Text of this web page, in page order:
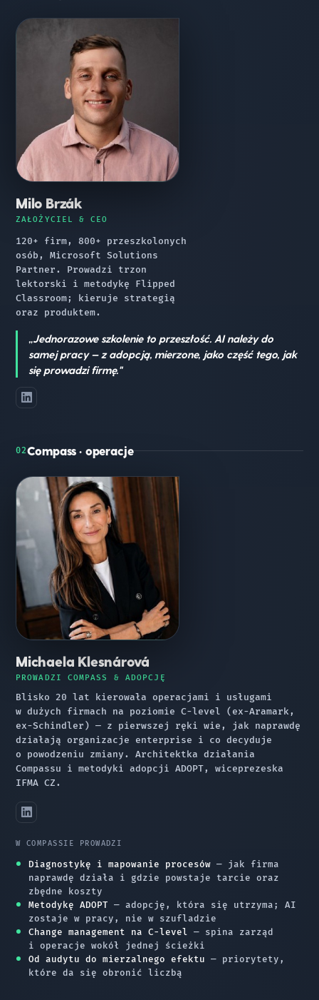
Milo Brzák
ZAŁOŻYCIEL & CEO
120+ firm, 800+ przeszkolonych
osób, Microsoft Solutions
Partner. Prowadzi trzon
lektorski i metodykę Flipped
Classroom; kieruje strategią
oraz produktem.
„Jednorazowe szkolenie to przeszłość. AI należy do
samej pracy — z adopcją, mierzone, jako część tego, jak
się prowadzi firmę."
02Compass · operacje
Michaela Klesnárová
PROWADZI COMPASS & ADOPCJĘ
Blisko 20 lat kierowała operacjami i usługami
w dużych firmach na poziomie C-level (ex-Aramark,
ex-Schindler) — z pierwszej ręki wie, jak naprawdę
działają organizacje enterprise i co decyduje
o powodzeniu zmiany. Architektka działania
Compassu i metodyki adopcji ADOPT, wiceprezeska
IFMA CZ.
W COMPASSIE PROWADZI
Diagnostykę i mapowanie procesów — jak firma
naprawdę działa i gdzie powstaje tarcie oraz
zbędne koszty
Metodykę ADOPT — adopcję, która się utrzyma; AI
zostaje w pracy, nie w szufladzie
Change management na C-level
— spina zarząd
i operacje wokół jednej ścieżki
Od audytu do mierzalnego efektu — priorytety,
które da się obronić liczbą